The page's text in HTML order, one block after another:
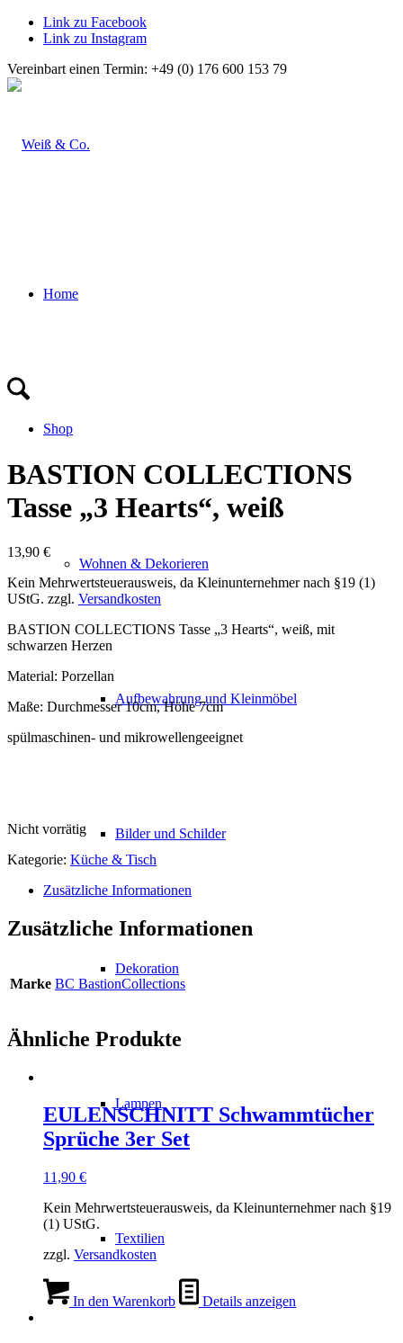
Link zu Facebook
Link zu Instagram
Vereinbart einen Termin: +49 (0) 176 600 153 79
Home
Shop
Wohnen & Dekorieren
Aufbewahrung und Kleinmöbel
Bilder und Schilder
Dekoration
Lampen
Textilien
BASTION COLLECTIONS
Tasse „3 Hearts“, weiß
13,90 €
Kein Mehrwertsteuerausweis, da Kleinunternehmer nach §19 (1)
UStG. zzgl. Versandkosten
BASTION COLLECTIONS Tasse „3 Hearts“, weiß, mit
schwarzen Herzen
Material: Porzellan
Maße: Durchmesser 10cm, Höhe 7cm
spülmaschinen- und mikrowellengeeignet
Nicht vorrätig
Kategorie: Küche & Tisch
Zusätzliche Informationen
Zusätzliche Informationen
Marke BC BastionCollections
Ähnliche Produkte
EULENSCHNITT Schwammtücher
Sprüche 3er Set
11,90 €
Kein Mehrwertsteuerausweis, da Kleinunternehmer nach §19
(1) UStG.
zzgl. Versandkosten
In den Warenkorb Details anzeigen